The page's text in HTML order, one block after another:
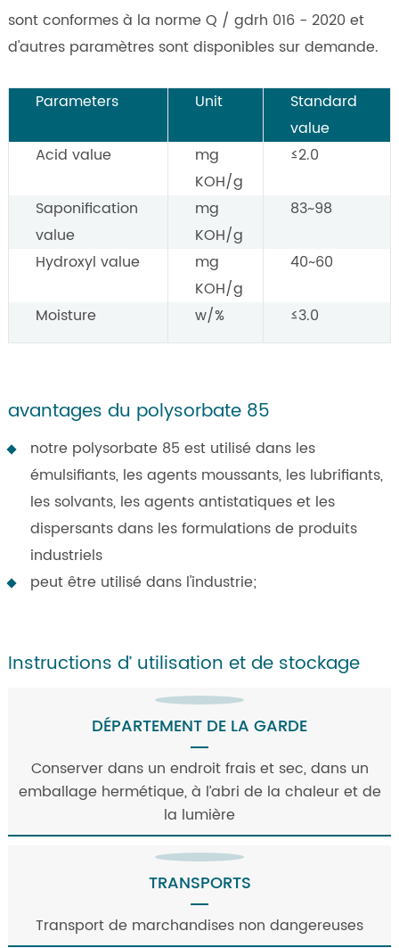
sont conformes à la norme Q / gdrh 016 - 2020 et
d'autres paramètres sont disponibles sur demande.
Parameters Unit
Standard
value
Acid value
mg
KOH/g
≤2.0
Saponification
value
mg
KOH/g
83~98
Hydroxyl value
mg
KOH/g
40~60
Moisture w/% ≤3.0
avantages du polysorbate 85
notre polysorbate 85 est utilisé dans les
émulsifiants, les agents moussants, les lubrifiants,
les solvants, les agents antistatiques et les
dispersants dans les formulations de produits
industriels
peut être utilisé dans l'industrie;
Instructions d’ utilisation et de stockage
DÉPARTEMENT DE LA GARDE
Conserver dans un endroit frais et sec, dans un
emballage hermétique, à l’abri de la chaleur et de
la lumière
TRANSPORTS
Transport de marchandises non dangereuses